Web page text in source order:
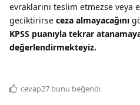
evraklarını teslim etmezse veya
geciktirirse ceza almayacağını
KPSS puanıyla tekrar
değerlendirmekteyiz.
cevap27 bunu beğendi